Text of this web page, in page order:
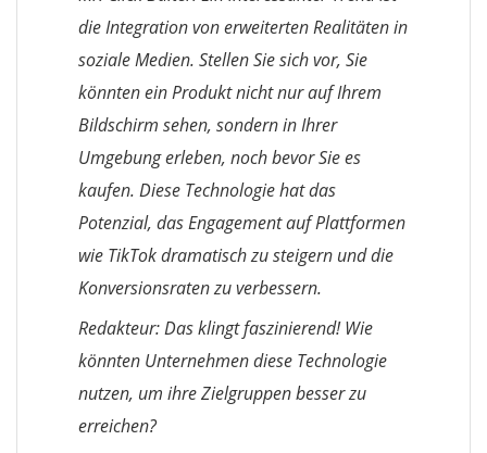
die Integration von erweiterten Realitäten in
soziale Medien. Stellen Sie sich vor, Sie
könnten ein Produkt nicht nur auf Ihrem
Bildschirm sehen, sondern in Ihrer
Umgebung erleben, noch bevor Sie es
kaufen. Diese Technologie hat das
Potenzial, das Engagement auf Plattformen
wie TikTok dramatisch zu steigern und die
Konversionsraten zu verbessern.
Redakteur: Das klingt faszinierend! Wie
könnten Unternehmen diese Technologie
nutzen, um ihre Zielgruppen besser zu
erreichen?